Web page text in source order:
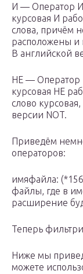
И — Оператор
курсовая И
слова, причём
расположены и
В английской
НЕ — Оператор
курсовая НЕ
слово
версии NOT.
Приведём
операторов:
имяфайла:
файлы, где в
расширение
Теперь
Ниже мы
можете